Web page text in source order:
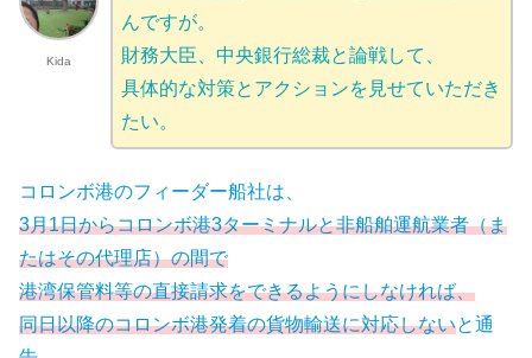
Kida
んですが。
財務大臣、中央銀行総裁と論戦して、
具体的な対策とアクションを見せていただき
たい。
コロンボ港のフィーダー船社は、
3月1日からコロンボ港3ターミナルと非船舶運航業者（ま
たはその代理店）の間で
港湾保管料等の直接請求をできるようにしなければ、
同日以降のコロンボ港発着の貨物輸送に対応しないと通